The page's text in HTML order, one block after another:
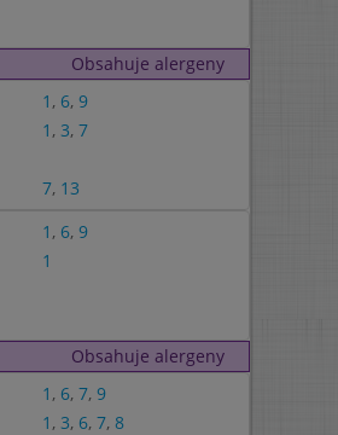
Obsahuje alergeny
1 , 6, 9
1 , 3, 7
7, 13
1 , 6, 9
1
Obsahuje alergeny
1 , 6, 7, 9
1 , 3, 6, 7, 8